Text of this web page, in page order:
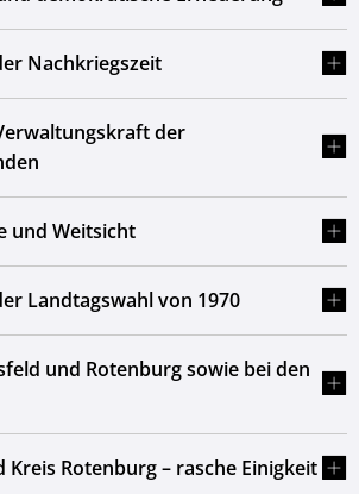
Nachkriegszeit
der
und Weitsicht
Landtagswahl von 1970
und Rotenburg sowie bei den
Kreis Rotenburg – rasche Einigkeit